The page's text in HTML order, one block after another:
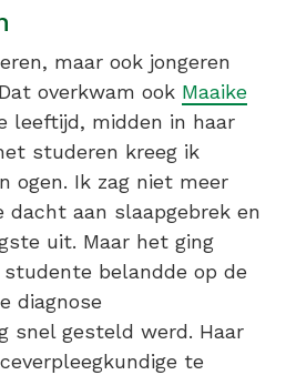
maar ook jongeren
overkwam ook Maaike
leeftijd, midden in haar
studeren kreeg ik
ogen. Ik zag niet meer
dacht aan slaapgebrek en
uit. Maar het ging
belandde op de
diagnose
snel gesteld werd. Haar
te